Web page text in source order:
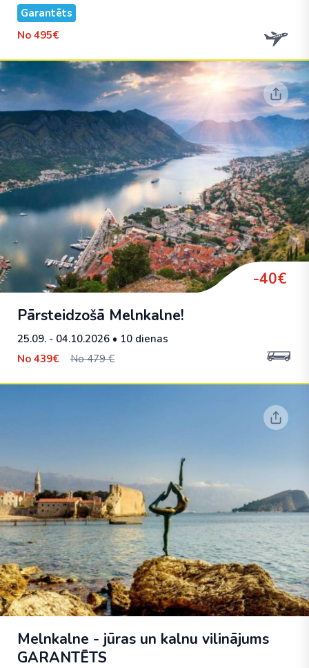
Garantēts
No 495€
-40€
Pārsteidzošā Melnkalne!
25.09. - 04.10.2026 • 10 dienas
No 439€ No 479 €
Melnkalne - jūras un kalnu vilinājums
GARANTĒTS